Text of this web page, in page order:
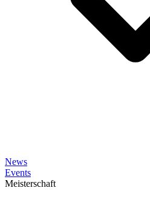
News
Events
Meisterschaft